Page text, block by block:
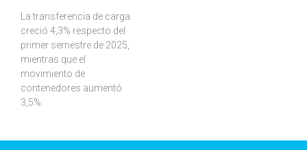
La transferencia de carga
creció 4,3% respecto del
primer semestre de 2025,
mientras que el
movimiento de
contenedores aumentó
3,5%.